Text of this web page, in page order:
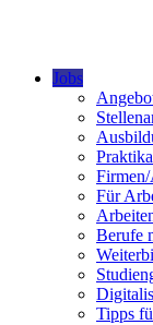
Jobs
Für
Berufe
Tipps